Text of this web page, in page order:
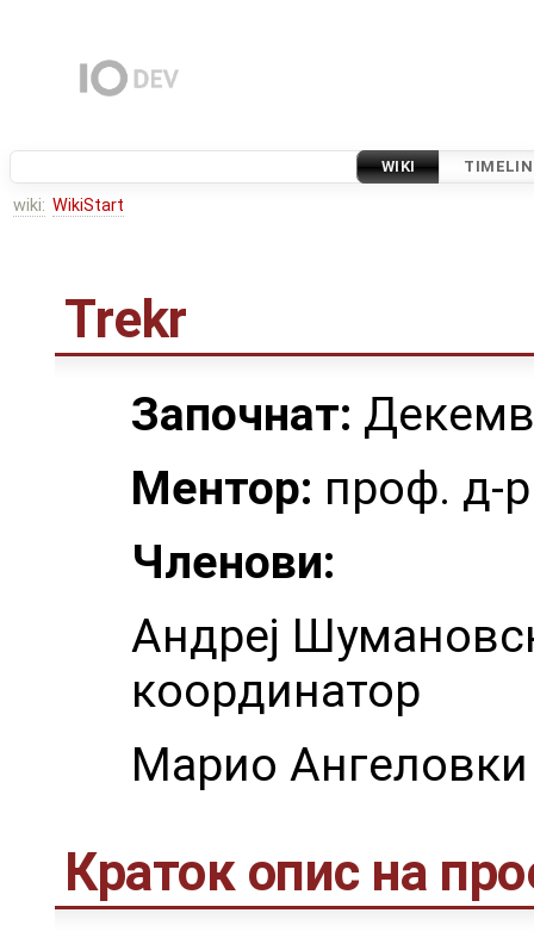
WIKI
wiki: WikiStart
Trekr
Започнат:
Ментор: проф. д-
Членови:
Андреј
координатор
Марио
Краток опис на